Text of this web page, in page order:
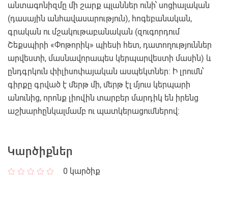
անտագոնիզմը մի շարք պլաններ ունի՝ սոցիալական
(դասային անհավասարություն), հոգեբանական,
գրական ու մշակութաբանական (զուգորդում
Շեքսպիրի «Փոթորիկ» պիեսի հետ, դատողություններ
արվեստի, մասնավորապես կերպարվեստի մասին) և
ընդգրկուն փիլիսոփայական ասպեկտներ: Ի լրումն՝
գիրքը գրված է մերթ մի, մերթ էլ մյուս կերպարի
անունից, որոնք լիովին տարբեր մարդիկ են իրենց
աշխարհընկալմամբ ու պատկերացումներով:
Կարծիքներ
0 կարծիք